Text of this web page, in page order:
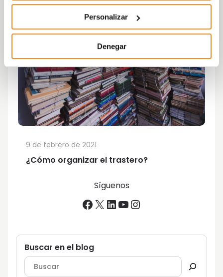
Personalizar
Denegar
¿Cómo organizar el trastero?
9 de febrero de 2021
Síguenos
Facebook
X LinkedIn
YouTube
Instagram
Buscar en el blog